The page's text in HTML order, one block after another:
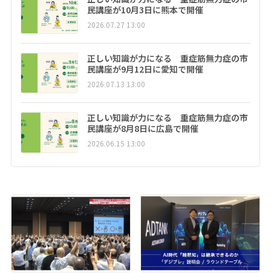
民講座が10月3日に熊本で開催
2026.07.27 13:00
正しい知識が力になる 重症筋無力症の市
民講座が9月12日に愛知で開催
2026.07.13 13:00
正しい知識が力になる 重症筋無力症の市
民講座が8月8日に広島で開催
2026.06.15 13:00